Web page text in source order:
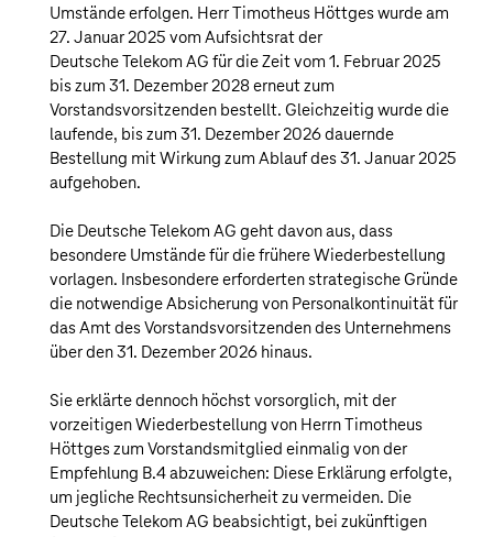
Umstände erfolgen. Herr Timotheus Höttges wurde am
27. Januar 2025 vom Aufsichtsrat der
Deutsche Telekom AG für die Zeit vom 1. Februar 2025
bis zum 31. Dezember 2028 erneut zum
Vorstandsvorsitzenden bestellt. Gleichzeitig wurde die
laufende, bis zum 31. Dezember 2026 dauernde
Bestellung mit Wirkung zum Ablauf des 31. Januar 2025
aufgehoben.
Die Deutsche Telekom AG geht davon aus, dass
besondere Umstände für die frühere Wiederbestellung
vorlagen. Insbesondere erforderten strategische Gründe
die notwendige Absicherung von Personalkontinuität für
das Amt des Vorstandsvorsitzenden des Unternehmens
über den 31. Dezember 2026 hinaus.
Sie erklärte dennoch höchst vorsorglich, mit der
vorzeitigen Wiederbestellung von Herrn Timotheus
Höttges zum Vorstandsmitglied einmalig von der
Empfehlung B.4 abzuweichen: Diese Erklärung erfolgte,
um jegliche Rechtsunsicherheit zu vermeiden. Die
Deutsche Telekom AG beabsichtigt, bei zukünftigen